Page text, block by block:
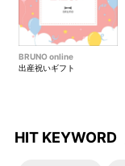
BRUNO online
出産祝いギフト
HIT KEYWORD